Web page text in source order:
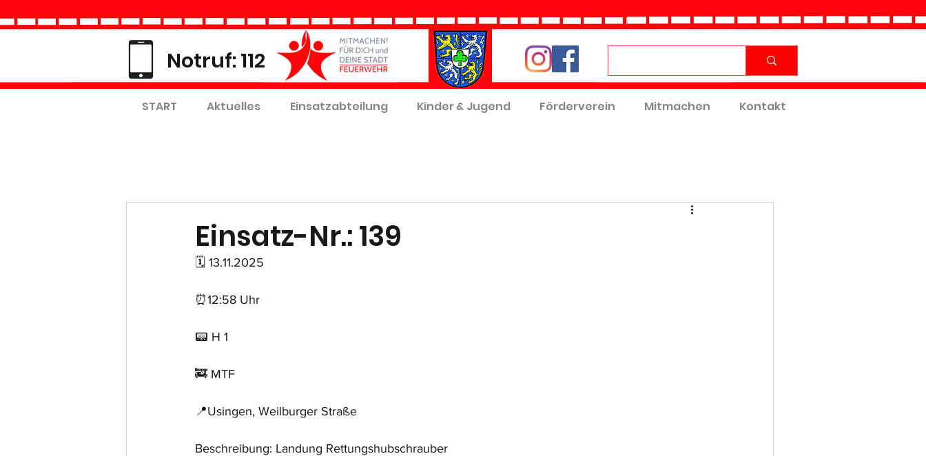
Notruf: 112
START Aktuelles Einsatzabteilung Kinder & Jugend Förderverein Mitmachen Kontakt
Einsatz-Nr.: 139
🗓 13.11.2025
⏰12:58 Uhr
📟 H 1
🚒 MTF
📍Usingen, Weilburger Straße
Beschreibung: Landung Rettungshubschrauber